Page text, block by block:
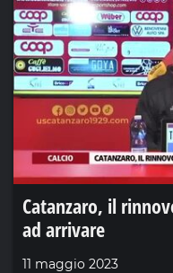
Catanzaro, il
ad arrivare
11 maggio 2023